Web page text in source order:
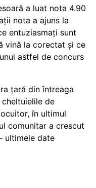
a luat nota 4.90
nota a ajuns la
entuziasmați sunt
vină la corectat și ce
astfel de concurs
țară din întreaga
cheltuielile de
în ultimul
comunitar a crescut
ultimele date